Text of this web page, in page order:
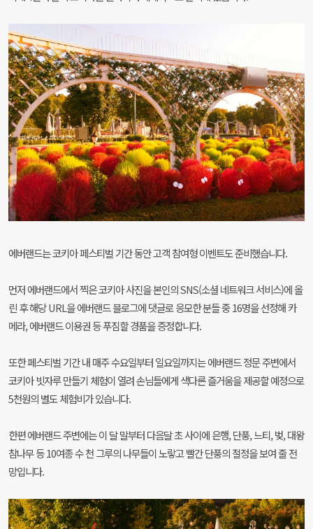
에버랜드는 코키아 페스티벌 기간 동안 고객 참여형이벤트도 준비했습니다.
먼저 에버랜드에서 찍은 코키아 사진을 본인의 SNS(소셜 네트워크 서비스)에 올
린 후 해당 URL을 에버랜드블로그에 댓글로 응모한 분들 중 16명을 선정해 카
메라,에버랜드 이용권 등 푸짐할 경품을 증정합니다.
또한 페스티벌 기간 내 매주 수요일부터 일요일까지는에버랜드 정문 주변에서
코키아 빗자루 만들기 체험이 열려손님들에게 색다른 즐거움을 제공할 예정으로
5천원의별도 체험비가 있습니다.
한편 에버랜드 주변에는 이 달 말부터 다음달 초 사이에은행, 단풍, 느티, 벚, 대왕
참나무 등 10여종 수 천 그루의나무들이 노랗고 빨간 단풍의 절정을 보여 줄 전
망입니다.